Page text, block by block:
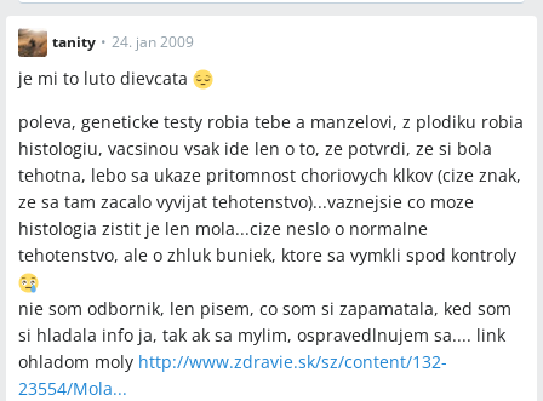
tanity • 24. jan 2009
je mi to luto dievcata
poleva, geneticke testy robia tebe a manzelovi, z plodiku robia
histologiu, vacsinou vsak ide len o to, ze potvrdi, ze si bola
tehotna, lebo sa ukaze pritomnost choriovych klkov (cize znak,
ze sa tam zacalo vyvijat tehotenstvo)...vaznejsie co moze
histologia zistit je len mola...cize neslo o normalne
tehotenstvo, ale o zhluk buniek, ktore sa vymkli spod kontroly
nie som odbornik, len pisem, co som si zapamatala, ked som
si hladala info ja, tak ak sa mylim, ospravedlnujem sa.... link
ohladom moly http://www.zdravie.sk/sz/content/132-
23554/Mola...